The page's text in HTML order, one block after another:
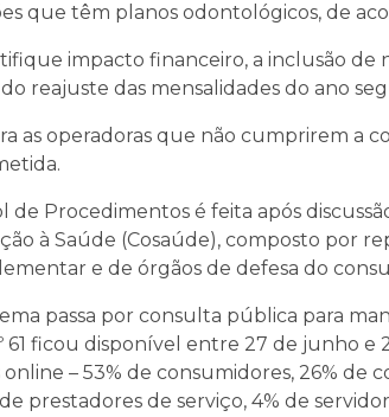
que têm planos odontológicos, de
impacto financeiro, a inclusão de
reajuste das mensalidades do ano
as operadoras que não cumprirem a
de Procedimentos é feita após
à Saúde (Cosaúde), composto por
e de órgãos de defesa do
passa por consulta pública para
61 ficou disponível entre 27 de junho e
– 53% de consumidores, 26% de
prestadores de serviço, 4% de